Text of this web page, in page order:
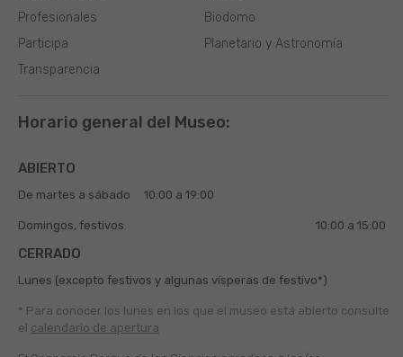
Biodomo
Planetario y Astronomía
Profesionales
Participa
Transparencia
Horario general del Museo:
ABIERTO
De martes a sábado 10:00 a 19:00
Domingos, festivos 10:00 a 15:00
CERRADO
Lunes (excepto festivos y algunas vísperas de festivo*)
* Para conocer los lunes en los que el museo está abierto consulte
el calendario de apertura